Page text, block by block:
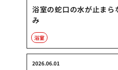
浴室の蛇口の水が止まら
み
浴室
2026.06.01